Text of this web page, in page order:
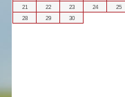
21
22 23 24 25
28
29 30